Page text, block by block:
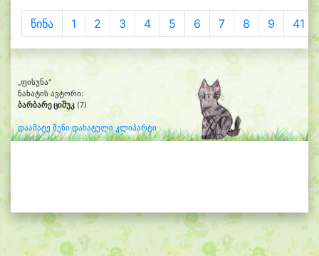
წინა 1 2 3 4 5 6 7 8 9 41
„ფისუნა“
ნახატის ავტორი:
ბარბარე ციშუკ (7)
დაამატე შენი დახატული კლიპარტი